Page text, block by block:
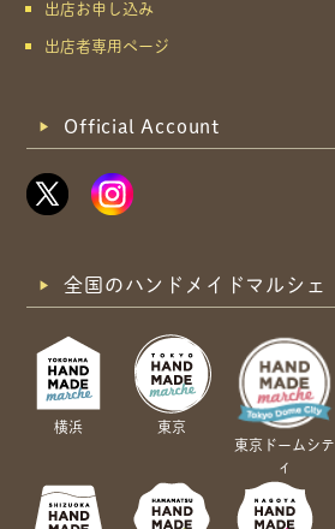
出店お申し込み
出店者専用ページ
Official Account
全国のハンドメイドマルシェ
横浜
東京
東京ドームシテ
ィ